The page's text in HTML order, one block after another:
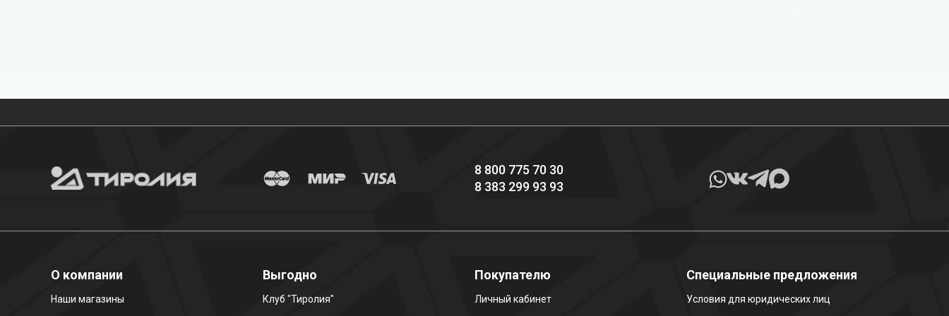
8 800 775 70 30
8 383 299 93 93
О компании
Наши магазины
Выгодно
Клуб "Тиролия"
Покупателю
Личный кабинет
Специальные предложения
Условия для юридических лиц